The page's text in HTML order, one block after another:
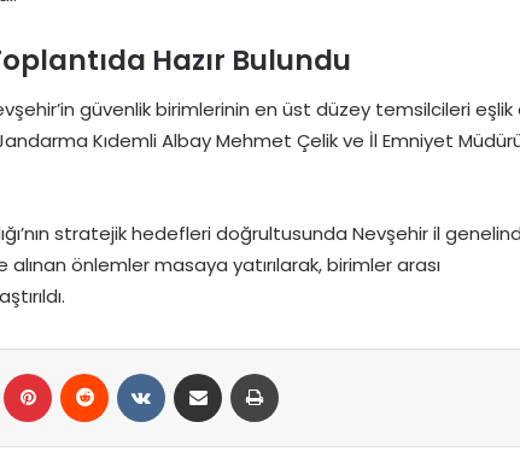
Hazır Bulundu
güvenlik birimlerinin en üst düzey temsilcileri
Kıdemli Albay Mehmet Çelik ve İl Emniyet
stratejik hedefleri doğrultusunda Nevşehir il
önlemler masaya yatırılarak, birimler arası
Tumblr Pinterest Reddit VKontakteE-Posta ile paylaş